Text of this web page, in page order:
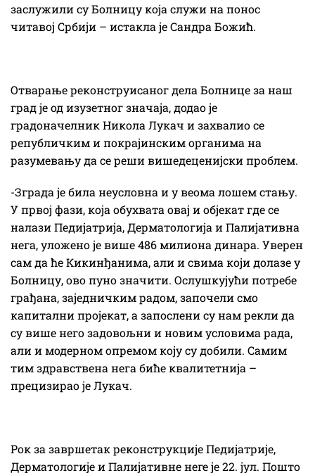
заслужили су Болницу која служи на понос
читавој Србији – истакла је Сандра Божић.
Отварање реконструисаног дела Болнице за наш
град је од изузетног значаја, додао је
градоначелник Никола Лукач и захвалио се
републичким и покрајинским органима на
разумевању да се реши вишедеценијски проблем.
-Зграда је била неусловна и у веома лошем стању.
У првој фази, која обухвата овај и објекат где се
налази Педијатрија, Дерматологија и Палијативна
нега, уложено је више 486 милиона динара. Уверен
сам да ће Кикинђанима, али и свима који долазе у
Болницу, ово пуно значити. Ослушкујући потребе
грађана, заједничким радом, започели смо
капитални пројекат, а запослени су нам рекли да
су више него задовољни и новим условима рада,
али и модерном опремом коју су добили. Самим
тим здравствена нега биће квалитетнија –
прецизирао је Лукач.
Рок за завршетак реконструкције Педијатрије,
Дерматологије и Палијативне неге је 22. јул. Пошто